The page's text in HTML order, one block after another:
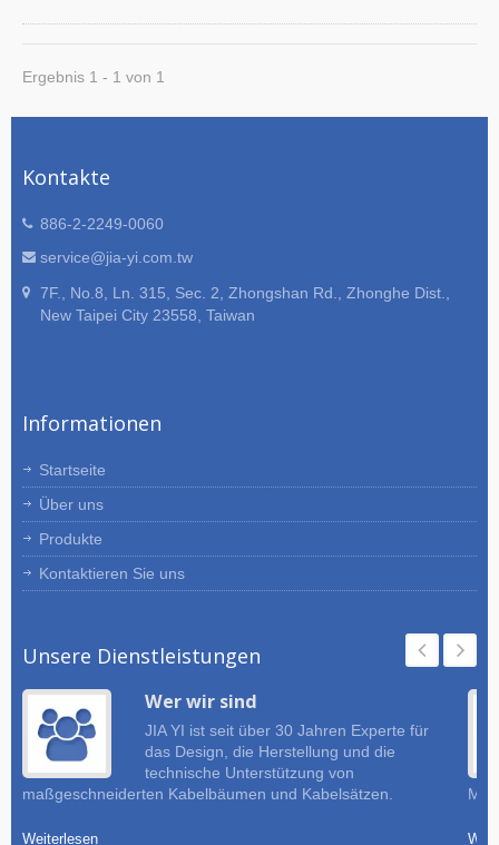
Stromkabelmontage,
Kabelmontage, Lan-Kabelmontage,
Ohrhörerkabelmontage, Mini-Din-
Kabelmontage mit hervorragender
Qualität und vernünftigem Preis. JIA
das Design, die Herstellung und die
technische Unterstützung von
Zeichnungen oder Skizzen Ihrer
Vorschläge für Ihr Projekt machen.
Ergebnis 1 - 1 von 1
Kontakte
886-2-2249-0060
service@jia-yi.com.tw
7F., No.8, Ln. 315, Sec. 2, Zhongshan Rd., Zhonghe Dist.,
New Taipei City 23558, Taiwan
Informationen
Startseite
Über uns
Produkte
Kontaktieren Sie uns
Unsere Dienstleistungen
Wer wir sind
JIA YI ist seit über 30 Jahren Experte für
das Design, die Herstellung und die
technische Unterstützung von
maßgeschneiderten Kabelbäumen und Kabelsätzen.
Weiterlesen